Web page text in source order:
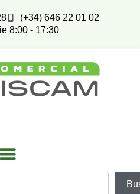
(+34) 646 22 01 02
8:00 - 17:30